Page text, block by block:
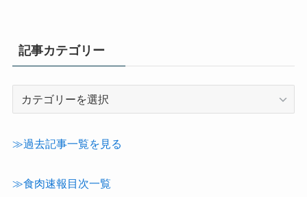
記事カテゴリー
テ
≫過去記事一覧を見る
≫食肉速報目次一覧